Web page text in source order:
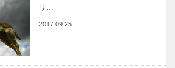
リ…
2017.09.25